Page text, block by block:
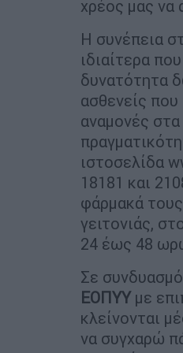
χρέος μας να
Η συνέπεια
ιδιαίτερα
δυνατότητα
ασθενείς
αναμονές στα
ιστοσελίδα
18181 και
φάρμακά
γειτονιάς,
24 έως 48
Σε
ΕΟΠΥΥμε
κλείνονται
να συγχαρώ